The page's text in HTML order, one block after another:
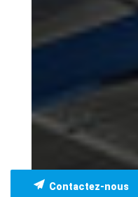
Contactez-nous